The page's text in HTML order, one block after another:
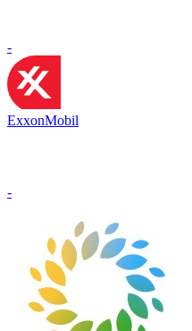
-
ExxonMobil
-